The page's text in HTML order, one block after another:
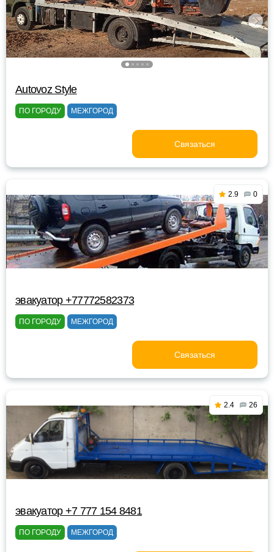
Autovoz Style
ПО ГОРОДУ МЕЖГОРОД
Связаться
2.9 0
эвакуатор +77772582373
ПО ГОРОДУ МЕЖГОРОД
Связаться
2.4 26
эвакуатор +7 777 154 8481
ПО ГОРОДУ МЕЖГОРОД